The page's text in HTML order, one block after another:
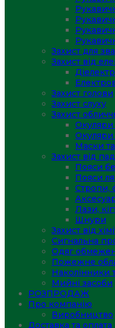
Захист для
Захист від
Захист голови
Захист слуху
Захист
Окуляри
Окуляри
Маски
Захист від
Пояси
Пояси
Стропи,
Лази,
Шнури
Захист від
Сигнальна
Одяг
Пожежне
Наколінники
Мийні засоби
РОЗПРОДАЖ
Про компанію
Виробництво
Доставка та оплата